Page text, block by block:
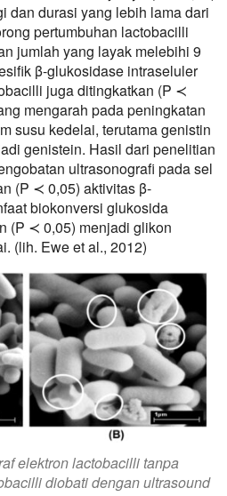
dan durasi yang lebih lama dari
pertumbuhan lactobacilli
jumlah yang layak melebihi 9
β-glukosidase intraseluler
juga ditingkatkan (P ≺
mengarah pada peningkatan
susu kedelai, terutama genistin
genistein. Hasil dari penelitian
ultrasonografi pada sel
(P ≺ 0,05) aktivitas β-
biokonversi glukosida
(P ≺ 0,05) menjadi glikon
(lih. Ewe et al., 2012)
elektron lactobacilli tanpa
diobati dengan ultrasound